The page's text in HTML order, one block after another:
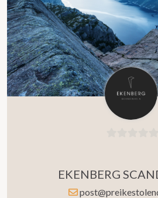
av
5
EKENBERG